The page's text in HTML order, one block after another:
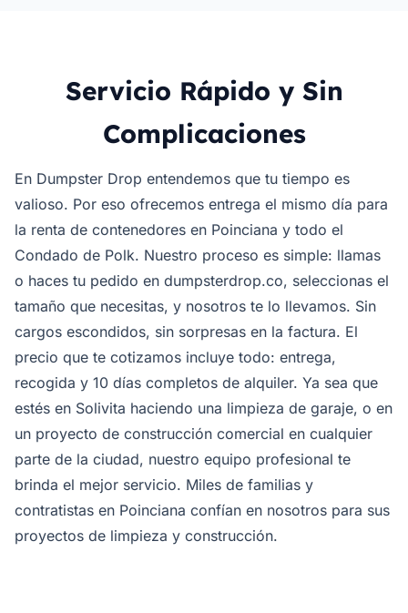
Servicio Rápido y Sin
Complicaciones
En Dumpster Drop entendemos que tu tiempo es
valioso. Por eso ofrecemos entrega el mismo día para
la renta de contenedores en Poinciana y todo el
Condado de Polk. Nuestro proceso es simple: llamas
o haces tu pedido en dumpsterdrop.co, seleccionas el
tamaño que necesitas, y nosotros te lo llevamos. Sin
cargos escondidos, sin sorpresas en la factura. El
precio que te cotizamos incluye todo: entrega,
recogida y 10 días completos de alquiler. Ya sea que
estés en Solivita haciendo una limpieza de garaje, o en
un proyecto de construcción comercial en cualquier
parte de la ciudad, nuestro equipo profesional te
brinda el mejor servicio. Miles de familias y
contratistas en Poinciana confían en nosotros para sus
proyectos de limpieza y construcción.